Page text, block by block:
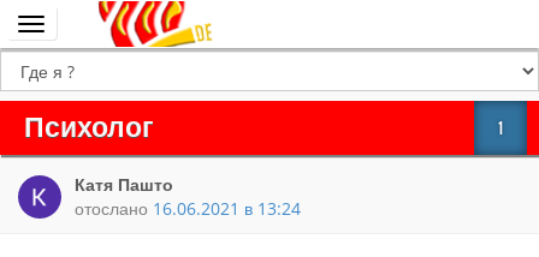
Переключить
навигацию
Психолог 1
Катя Пашто
отослано 16.06.2021 в 13:24